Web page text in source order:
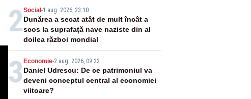
2Social-1 aug. 2026, 23:10
Dunărea a secat atât de mult încât a
scos la suprafață nave naziste din al
doilea război mondial
3 Economie-2 aug. 2026, 09:22
Daniel Udrescu: De ce patrimoniul va
deveni conceptul central al economiei
viitoare?